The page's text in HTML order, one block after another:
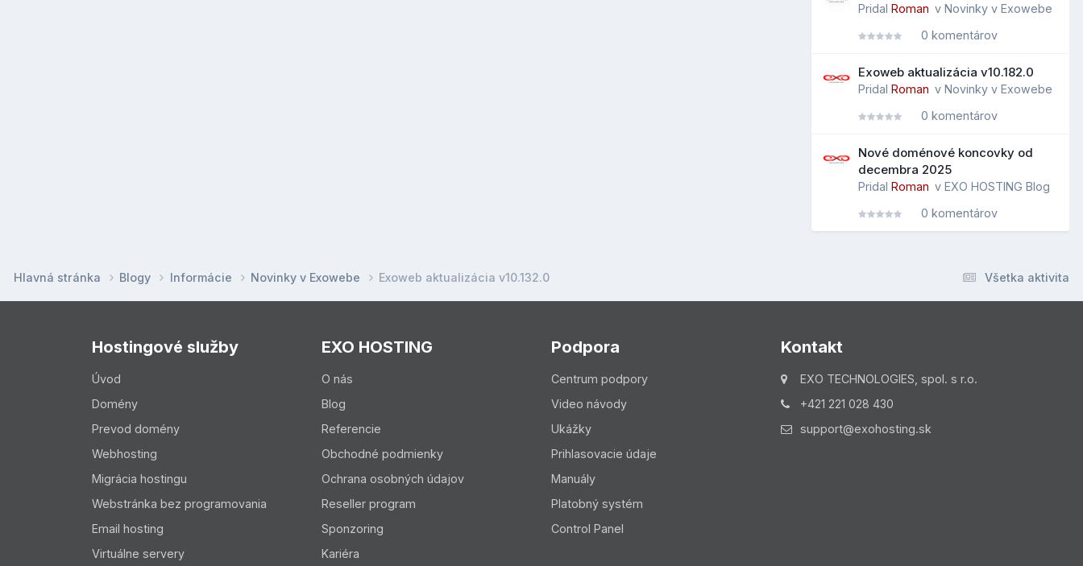
Pridal Roman v Novinky v Exowebe
0 komentárov
Exoweb aktualizácia v10.182.0
Pridal Roman v Novinky v Exowebe
0 komentárov
Nové doménové koncovky od
decembra 2025
Pridal Roman v EXO HOSTING Blog
0 komentárov
Všetka aktivita
Hlavná stránka Blogy Informácie Novinky v Exowebe Exoweb aktualizácia v10.132.0
Hostingové služby
Úvod
Domény
Prevod domény
Webhosting
Migrácia hostingu
Webstránka bez programovania
Email hosting
Virtuálne servery
EXO HOSTING
O nás
Blog
Referencie
Obchodné podmienky
Ochrana osobných údajov
Reseller program
Sponzoring
Kariéra
Podpora
Centrum podpory
Video návody
Ukážky
Prihlasovacie údaje
Manuály
Platobný systém
Control Panel
Kontakt
EXO TECHNOLOGIES, spol. s r.o.
+421 221 028 430
support@exohosting.sk